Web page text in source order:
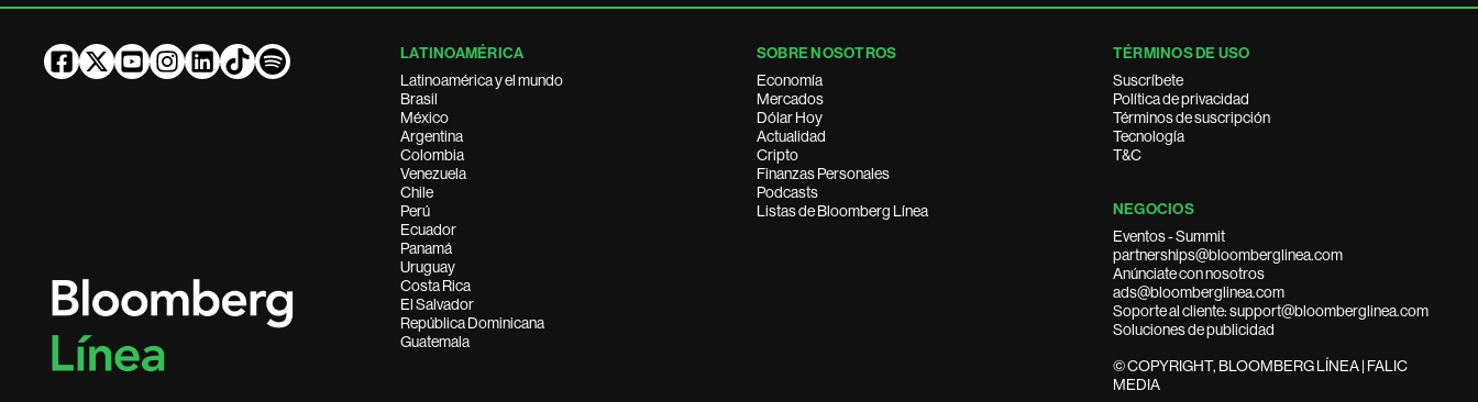
LATINOAMÉRICA
Latinoamérica y el mundo
Brasil
México
Argentina
Colombia
Venezuela
Chile
Perú
Ecuador
Panamá
Uruguay
Costa Rica
El Salvador
República Dominicana
Guatemala
SOBRE NOSOTROS
Economía
Mercados
Dólar Hoy
Actualidad
Cripto
Finanzas Personales
Podcasts
Listas de Bloomberg Línea
TÉRMINOS DE USO
Suscríbete
Política de privacidad
Términos de suscripción
Tecnología
T&C
NEGOCIOS
Eventos - Summit
partnerships@bloomberglinea.com
Anúnciate con nosotros
ads@bloomberglinea.com
Soporte al cliente: support@bloomberglinea.com
Soluciones de publicidad
© COPYRIGHT, BLOOMBERG LÍNEA | FALIC
MEDIA